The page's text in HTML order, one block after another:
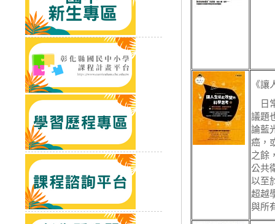
《
日
議題
論藍
癌，
之餘
公共
以至
超越
與所